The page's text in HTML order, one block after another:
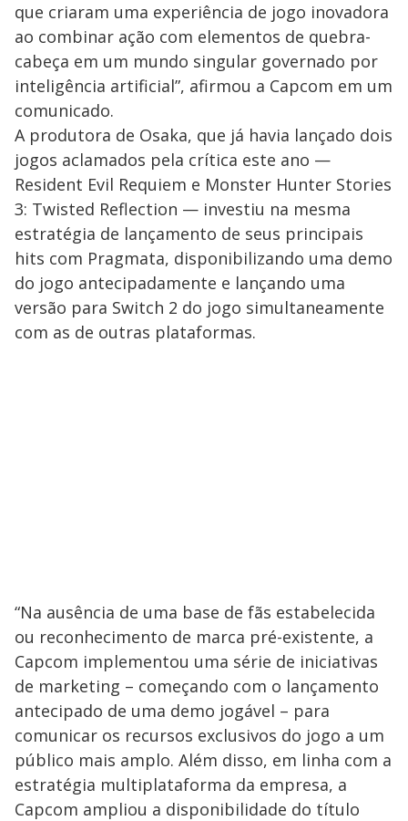
que criaram uma experiência de jogo inovadora
ao combinar ação com elementos de quebra-
cabeça em um mundo singular governado por
inteligência artificial”, afirmou a Capcom em um
comunicado.
A produtora de Osaka, que já havia lançado dois
jogos aclamados pela crítica este ano —
Resident Evil Requiem e Monster Hunter Stories
3: Twisted Reflection — investiu na mesma
estratégia de lançamento de seus principais
hits com Pragmata, disponibilizando uma demo
do jogo antecipadamente e lançando uma
versão para Switch 2 do jogo simultaneamente
com as de outras plataformas.
“Na ausência de uma base de fãs estabelecida
ou reconhecimento de marca pré-existente, a
Capcom implementou uma série de iniciativas
de marketing – começando com o lançamento
antecipado de uma demo jogável – para
comunicar os recursos exclusivos do jogo a um
público mais amplo. Além disso, em linha com a
estratégia multiplataforma da empresa, a
Capcom ampliou a disponibilidade do título